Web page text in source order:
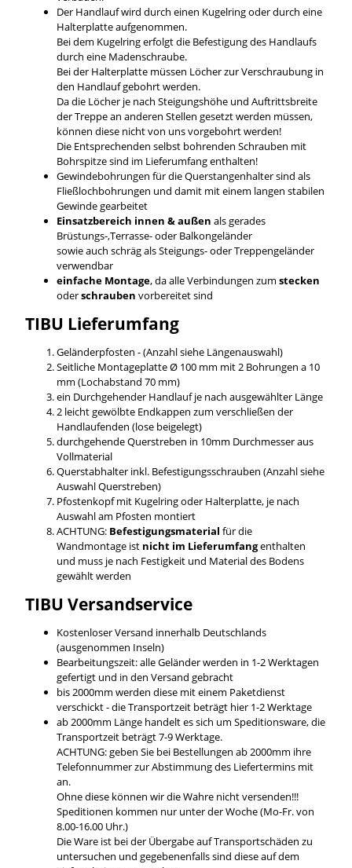
Der Handlauf wird durch einen Kugelring oder durch eine
Halterplatte aufgenommen.
Bei dem Kugelring erfolgt die Befestigung des Handlaufs
durch eine Madenschraube.
Bei der Halterplatte müssen Löcher zur Verschraubung in
den Handlauf gebohrt werden.
Da die Löcher je nach Steigungshöhe und Auftrittsbreite
der Treppe an anderen Stellen gesetzt werden müssen,
können diese nicht von uns vorgebohrt werden!
Die Entsprechenden selbst bohrenden Schrauben mit
Bohrspitze sind im Lieferumfang enthalten!
Gewindebohrungen für die Querstangenhalter sind als
Fließlochbohrungen und damit mit einem langen stabilen
Gewinde gearbeitet
Einsatzbereich innen & außen als gerades
Brüstungs-,Terrasse- oder Balkongeländer
sowie auch schräg als Steigungs- oder Treppengeländer
verwendbar
einfache Montage, da alle Verbindungen zum stecken
oderschrauben vorbereitet sind
TIBU Lieferumfang
Geländerpfosten - (Anzahl siehe Längenauswahl)
Seitliche Montageplatte Ø 100 mm mit 2 Bohrungen a 10
mm (Lochabstand 70 mm)
ein Durchgehender Handlauf je nach ausgewählter Länge
2 leicht gewölbte Endkappen zum verschließen der
Handlaufenden (lose beigelegt)
durchgehende Querstreben in 10mm Durchmesser aus
Vollmaterial
Querstabhalter inkl. Befestigungsschrauben (Anzahl siehe
Auswahl Querstreben)
Pfostenkopf mit Kugelring oder Halterplatte, je nach
Auswahl am Pfosten montiert
ACHTUNG:Befestigungsmaterial für die
Wandmontage ist nicht im Lieferumfangenthalten
und muss je nach Festigkeit und Material des Bodens
gewählt werden
TIBU Versandservice
Kostenloser Versand innerhalb Deutschlands
(ausgenommen Inseln)
Bearbeitungszeit: alle Geländer werden in 1-2 Werktagen
gefertigt und in den Versand gebracht
bis 2000mm werden diese mit einem Paketdienst
verschickt - die Transportzeit beträgt hier 1-2 Werktage
ab 2000mm Länge handelt es sich um Speditionsware, die
Transportzeit beträgt 7-9 Werktage.
ACHTUNG: geben Sie bei Bestellungen ab 2000mm ihre
Telefonnummer zur Abstimmung des Liefertermins mit
an.
Ohne diese können wir die Wahre nicht versenden!!!
Speditionen kommen nur unter der Woche (Mo-Fr. von
8.00-16.00 Uhr.)
Die Ware ist bei der Übergabe auf Transportschäden zu
untersuchen und gegebenenfalls sind diese auf dem